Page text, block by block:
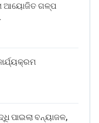
ଆୟୋଜିତ ଗଳ୍ପ
ପାଇଲା ବନ୍ୟାଜଳ,